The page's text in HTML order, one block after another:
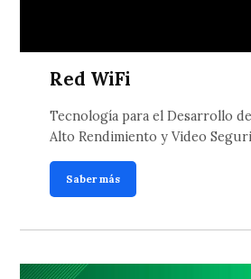
Red WiFi
Tecnología para el Desarrollo
Alto Rendimiento y Video
Saber más